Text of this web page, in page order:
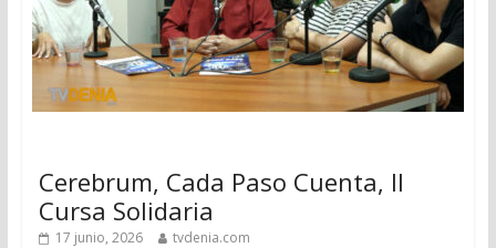
Cerebrum, Cada Paso Cuenta, II
Cursa Solidaria
17 junio, 2026 tvdenia.com